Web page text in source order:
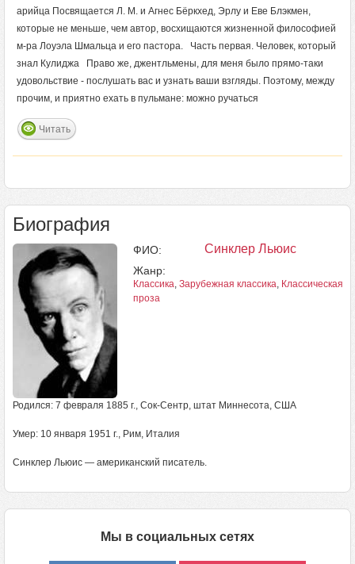
арийца Посвящается Л. М. и Агнес Бёркхед, Эрлу и Еве Блэкмен,
которые не меньше, чем автор, восхищаются жизненной философией
м-ра Лоуэла Шмальца и его пастора. Часть первая. Человек, который
знал Кулиджа Право же, джентльмены, для меня было прямо-таки
удовольствие - послушать вас и узнать ваши взгляды. Поэтому, между
прочим, и приятно ехать в пульмане: можно ручаться
Читать
Биография
ФИО: Синклер Льюис
Жанр:
Классика, Зарубежная классика, Классическая
проза
Родился: 7 февраля 1885 г., Сок-Сентр, штат Миннесота, США
Умер: 10 января 1951 г., Рим, Италия
Синклер Льюис — американский писатель.
Мы в социальных сетях